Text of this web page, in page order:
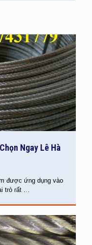
Ngay Lê Hà
được ứng dụng vào
trò rất …